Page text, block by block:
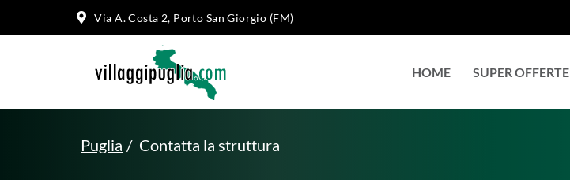
Via A. Costa 2, Porto San Giorgio (FM)
HOME SUPER OFFERTE
Puglia Contatta la struttura